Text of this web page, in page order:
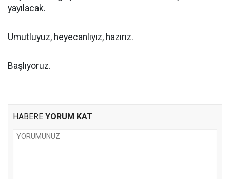
yayılacak.
Umutluyuz, heyecanlıyız, hazırız.
Başlıyoruz.
HABERE YORUM KAT